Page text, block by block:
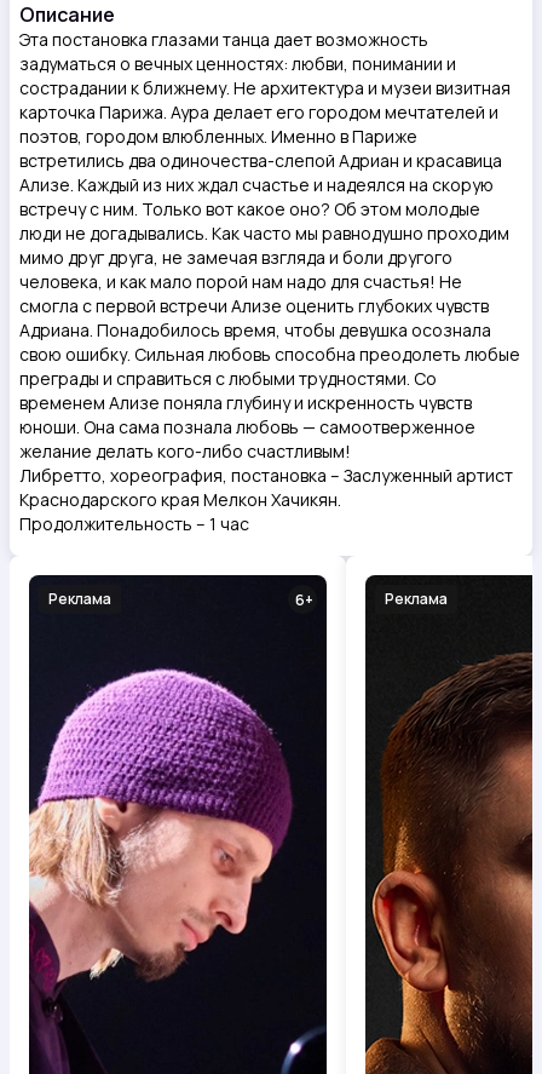
Описание
Эта постановка глазами танца дает возможность
задуматься о вечных ценностях: любви, понимании и
сострадании к ближнему. Не архитектура и музеи визитная
карточка Парижа. Аура делает его городом мечтателей и
поэтов, городом влюбленных. Именно в Париже
встретились два одиночества-слепой Адриан и красавица
Ализе. Каждый из них ждал счастье и надеялся на скорую
встречу с ним. Только вот какое оно? Об этом молодые
люди не догадывались. Как часто мы равнодушно проходим
мимо друг друга, не замечая взгляда и боли другого
человека, и как мало порой нам надо для счастья! Не
смогла с первой встречи Ализе оценить глубоких чувств
Адриана. Понадобилось время, чтобы девушка осознала
свою ошибку. Сильная любовь способна преодолеть любые
преграды и справиться с любыми трудностями. Со
временем Ализе поняла глубину и искренность чувств
юноши. Она сама познала любовь — самоотверженное
желание делать кого-либо счастливым!
Либретто, хореография, постановка – Заслуженный артист
Краснодарского края Мелкон Хачикян.
Продолжительность – 1 час
6
Реклама Реклама